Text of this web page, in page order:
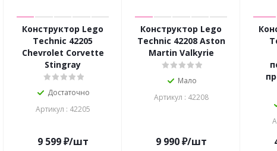
Конструктор Lego
Technic 42205
Chevrolet Corvette
Stingray
Достаточно
Артикул : 42205
9 599₽/шт
Конструктор Lego
Technic 42208 Aston
Martin Valkyrie
Мало
Артикул : 42208
9 990₽/шт